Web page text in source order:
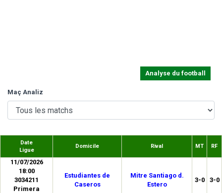
Analyse du football
Maç Analiz
Date
Ligue
Domicile Rival MT RF
11/07/2026
18:00
3034211
Primera
Estudiantes de
Caseros
Mitre Santiago d.
Estero
3-0 3-0